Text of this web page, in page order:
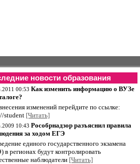
новости образования
00:53 Как изменить информацию о ВУЗе
изменений перейдите по ссылке:
student [Читать]
10:43 Рособрнадзор разъяснил правила
за ходом ЕГЭ
единого государственного экзамена
в регионах будут контролировать
наблюдатели [Читать]